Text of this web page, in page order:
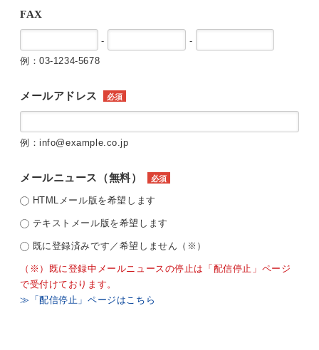
FAX
-
-
例：03-1234-5678
メールアドレス 必須
例：info@example.co.jp
メールニュース（無料） 必須
HTMLメール版を希望します
テキストメール版を希望します
既に登録済みです／希望しません（※）
（※）既に登録中メールニュースの停止は「配信停止」ページ
で受付けております。
≫「配信停止」ページはこちら